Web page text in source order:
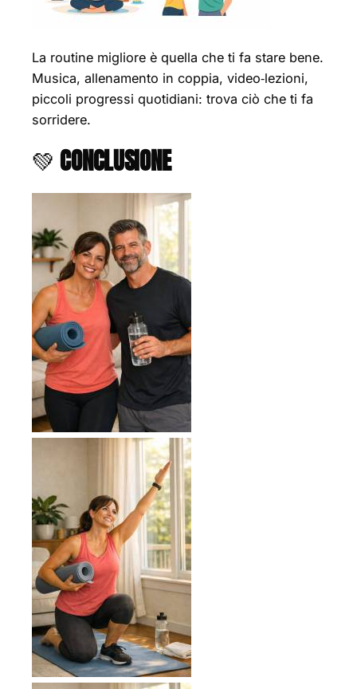
La routine migliore è quella che ti fa stare bene.
Musica, allenamento in coppia, video‑lezioni,
piccoli progressi quotidiani: trova ciò che ti fa
sorridere.
💚CONCLUSIONE